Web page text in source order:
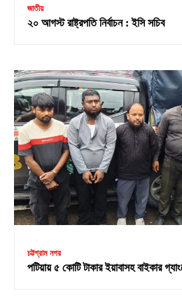
জাতীয়
২০ আগস্ট রাষ্ট্রপতি নির্বাচন : ইসি সচিব
চট্টগ্রাম নগর
পটিয়ায় ৫ কোটি টাকার ইয়াবাসহ বাইকার